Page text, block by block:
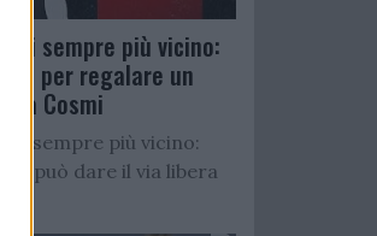
sempre più vicino:
per regalare un
a Cosmi
sempre più vicino:
può dare il via libera